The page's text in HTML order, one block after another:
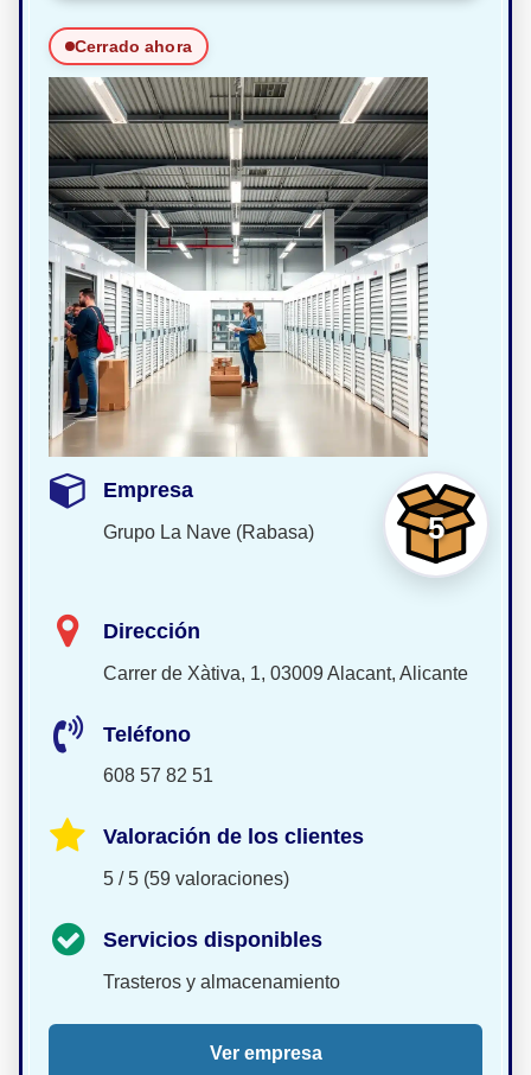
Cerrado ahora
5
Empresa
Grupo La Nave (Rabasa)
Dirección
Carrer de Xàtiva, 1, 03009 Alacant, Alicante
Teléfono
608 57 82 51
Valoración de los clientes
5 / 5 (59 valoraciones)
Servicios disponibles
Trasteros y almacenamiento
Ver empresa